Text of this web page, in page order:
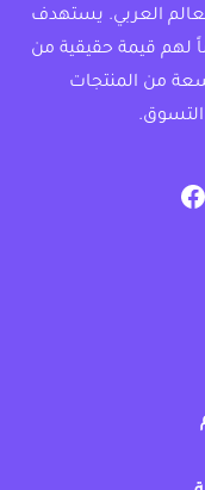
العربي. يستهدف
لهم قيمة حقيقية من
من المنتجات